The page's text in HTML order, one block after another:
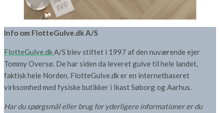
Info om FlotteGulve.dk A/S
FlotteGulve.dkA/S blev stiftet i 1997 af den nuværende ejer
Tommy Oversø. De har siden da leveret gulve til hele landet,
faktisk hele Norden. FlotteGulve.dk er en internetbaseret
virksomhed med fysiske butikker i Ikast Søborg og Aarhus.
Har du spørgsmål eller brug for yderligere informationer er du